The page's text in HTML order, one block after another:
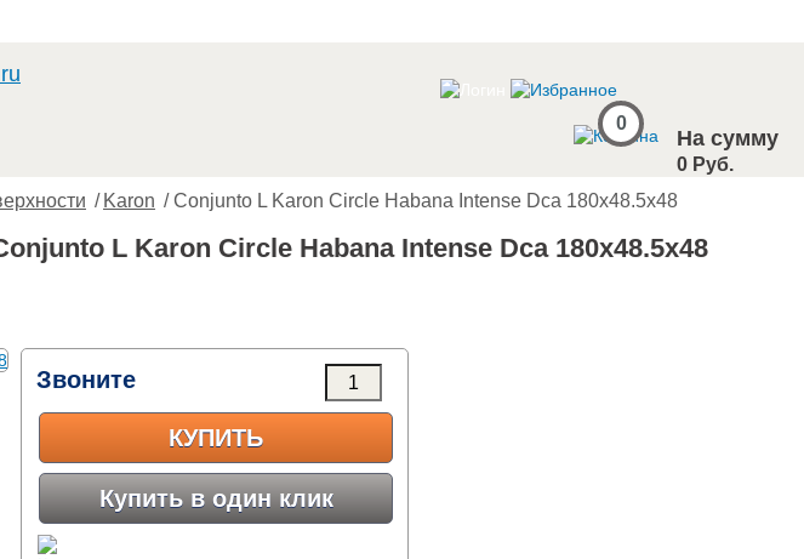
0
На сумму
0 Руб.
/ Karon / Conjunto L Karon Circle Habana Intense Dca 180x48.5x48
L Karon Circle Habana Intense Dca 180x48.5x48
Звоните
КУПИТЬ
Купить в один клик